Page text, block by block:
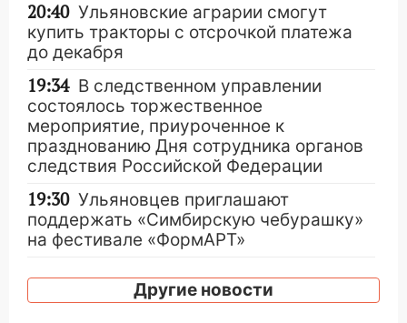
20:40 Ульяновские аграрии смогут
купить тракторы с отсрочкой платежа
до декабря
19:34 В следственном управлении
состоялось торжественное
мероприятие, приуроченное к
празднованию Дня сотрудника органов
следствия Российской Федерации
19:30 Ульяновцев приглашают
поддержать «Симбирскую чебурашку»
на фестивале «ФормАРТ»
18:11 Ульяновская область стала
пилотным регионом проекта
Другие новости